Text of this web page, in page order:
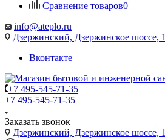
Сравнение товаров0
info@ateplo.ru
Дзержинский, Дзержинское шоссе, 1
Вконтакте
+7 495-545-71-35
+7 495-545-71-35
Заказать звонок
Дзержинский, Дзержинское шоссе, 1